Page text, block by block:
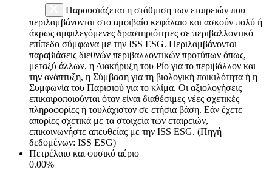
Παρουσιάζεται η στάθμιση των εταιρειών που
περιλαμβάνονται στο αμοιβαίο κεφάλαιο και ασκούν πολύ ή
άκρως αμφιλεγόμενες δραστηριότητες σε περιβαλλοντικό
επίπεδο σύμφωνα με την ISS ESG. Περιλαμβάνονται
παραβιάσεις διεθνών περιβαλλοντικών προτύπων όπως,
μεταξύ άλλων, η Διακήρυξη του Ρίο για το περιβάλλον και
την ανάπτυξη, η Σύμβαση για τη βιολογική ποικιλότητα ή η
Συμφωνία του Παρισιού για το κλίμα. Οι αξιολογήσεις
επικαιροποιούνται όταν είναι διαθέσιμες νέες σχετικές
πληροφορίες ή τουλάχιστον σε ετήσια βάση. Εάν έχετε
απορίες σχετικά με τα στοιχεία των εταιρειών,
επικοινωνήστε απευθείας με την ISS ESG. (Πηγή
δεδομένων: ISS ESG)
Πετρέλαιο και φυσικό αέριο
0.00%